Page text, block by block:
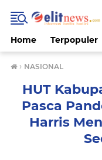
Home Terpopuler
› NASIONAL
HUT
Pasca
Harris